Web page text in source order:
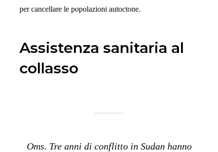
per cancellare le popolazioni autoctone.
Assistenza sanitaria al
collasso
Oms. Tre anni di conflitto in Sudan hanno